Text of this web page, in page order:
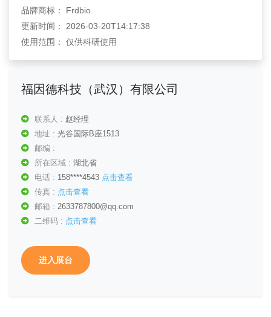
品牌商标： Frdbio
更新时间： 2026-03-20T14:17:38
使用范围： 仅供科研使用
福因德科技（武汉）有限公司
联系人 : 赵经理
地址 : 光谷国际B座1513
邮编 :
所在区域 : 湖北省
电话 : 158****4543 点击查看
传真 : 点击查看
邮箱 : 2633787800@qq.com
二维码 : 点击查看
进入展台